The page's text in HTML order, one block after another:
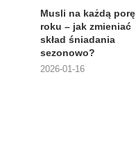
Musli na każdą porę
roku – jak zmieniać
skład śniadania
sezonowo?
2026-01-16